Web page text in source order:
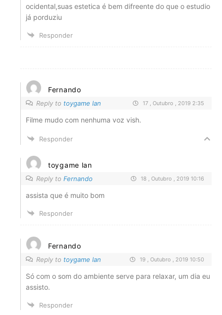
ocidental,suas estetica é bem difreente do que o estudio
já porduziu
Responder
Fernando
Reply to toygame lan 17 , Outubro , 2019 2:35
Filme mudo com nenhuma voz vish.
Responder
toygame lan
Reply to Fernando 18 , Outubro , 2019 10:16
assista que é muito bom
Responder
Fernando
Reply to toygame lan 19 , Outubro , 2019 10:50
Só com o som do ambiente serve para relaxar, um dia eu
assisto.
Responder